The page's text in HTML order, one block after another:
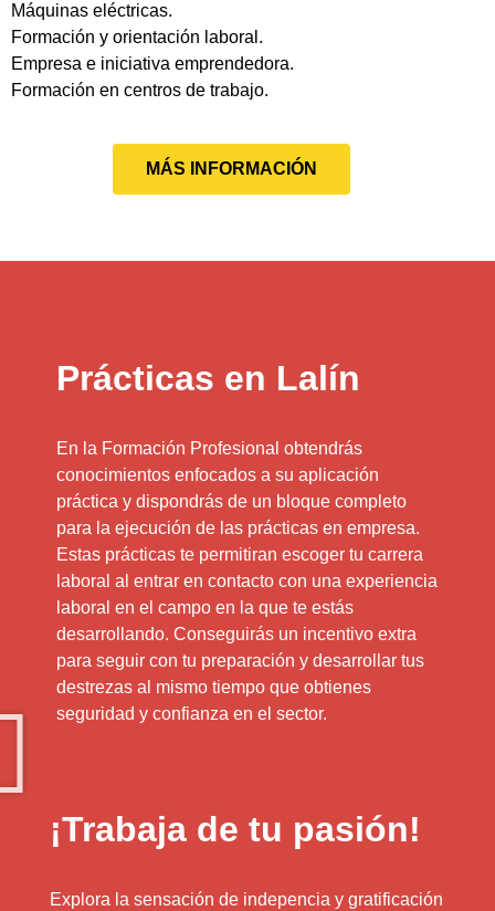
Máquinas eléctricas.
Formación y orientación laboral.
Empresa e iniciativa emprendedora.
Formación en centros de trabajo.
MÁS INFORMACIÓN
Prácticas en Lalín
En la Formación Profesional obtendrás
conocimientos enfocados a su aplicación
práctica y dispondrás de un bloque completo
para la ejecución de las prácticas en empresa.
Estas prácticas te permitiran escoger tu carrera
laboral al entrar en contacto con una experiencia
laboral en el campo en la que te estás
desarrollando. Conseguirás un incentivo extra
para seguir con tu preparación y desarrollar tus
destrezas al mismo tiempo que obtienes
seguridad y confianza en el sector.
¡Trabaja de tu pasión!
Explora la sensación de indepencia y gratificación